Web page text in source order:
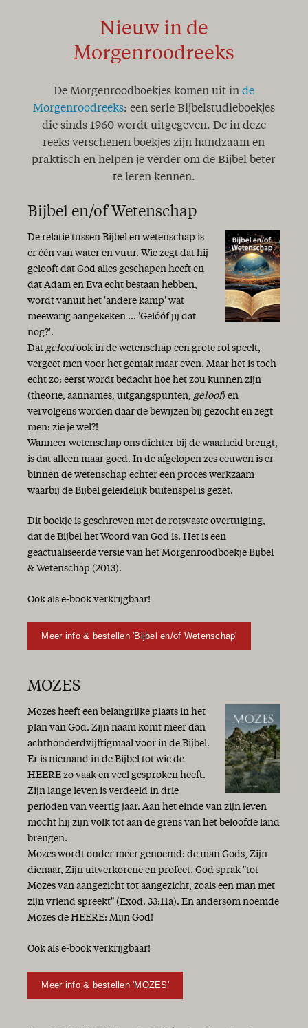
Nieuw in de
Morgenroodreeks
De Morgenroodboekjes komen uit in de
Morgenroodreeks: een serie Bijbelstudieboekjes
die sinds 1960 wordt uitgegeven. De in deze
reeks verschenen boekjes zijn handzaam en
praktisch en helpen je verder om de Bijbel beter
te leren kennen.
Bijbel en/of Wetenschap
De relatie tussen Bijbel en wetenschap is
er één van water en vuur. Wie zegt dat hij
gelooft dat God alles geschapen heeft en
dat Adam en Eva echt bestaan hebben,
wordt vanuit het 'andere kamp' wat
meewarig aangekeken ... 'Gelóóf jij dat
nog?'.
Dat geloofook in de wetenschap een grote rol speelt,
vergeet men voor het gemak maar even. Maar het is toch
echt zo: eerst wordt bedacht hoe het zou kunnen zijn
(theorie, aannames, uitgangspunten, geloof) en
vervolgens worden daar de bewijzen bij gezocht en zegt
men: zie je wel?!
Wanneer wetenschap ons dichter bij de waarheid brengt,
is dat alleen maar goed. In de afgelopen zes eeuwen is er
binnen de wetenschap echter een proces werkzaam
waarbij de Bijbel geleidelijk buitenspel is gezet.
Dit boekje is geschreven met de rotsvaste overtuiging,
dat de Bijbel het Woord van God is. Het is een
geactualiseerde versie van het Morgenroodboekje Bijbel
& Wetenschap (2013).
Ook als e-book verkrijgbaar!
Meer info & bestellen 'Bijbel en/of Wetenschap'
MOZES
Mozes heeft een belangrijke plaats in het
plan van God. Zijn naam komt meer dan
achthonderdvijftigmaal voor in de Bijbel.
Er is niemand in de Bijbel tot wie de
HEERE zo vaak en veel gesproken heeft.
Zijn lange leven is verdeeld in drie
perioden van veertig jaar. Aan het einde van zijn leven
mocht hij zijn volk tot aan de grens van het beloofde land
brengen.
Mozes wordt onder meer genoemd: de man Gods, Zijn
dienaar, Zijn uitverkorene en profeet. God sprak "tot
Mozes van aangezicht tot aangezicht, zoals een man met
zijn vriend spreekt" (Exod. 33:11a). En andersom noemde
Mozes de HEERE: Mijn God!
Ook als e-book verkrijgbaar!
Meer info & bestellen 'MOZES'